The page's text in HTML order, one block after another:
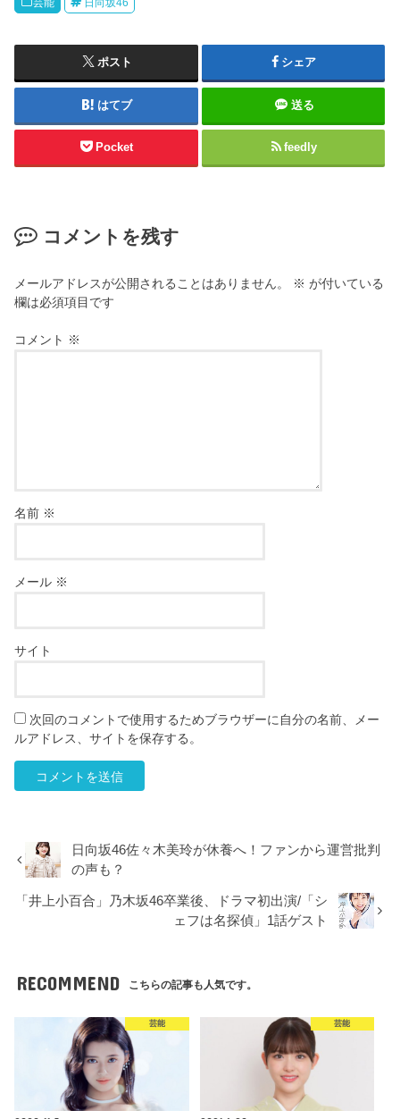
芸能 日向坂46
ポスト シェア
はてブ 送る
Pocket feedly
コメントを残す
メールアドレスが公開されることはありません。 ※ が付いている
欄は必須項目です
コメント ※
名前 ※
メール ※
サイト
次回のコメントで使用するためブラウザーに自分の名前、メー
ルアドレス、サイトを保存する。
日向坂46佐々木美玲が休養へ！ファンから運営批判
の声も？
「井上小百合」乃木坂46卒業後、ドラマ初出演/「シ
ェフは名探偵」1話ゲスト
RECOMMEND こちらの記事も人気です。
芸能 芸能